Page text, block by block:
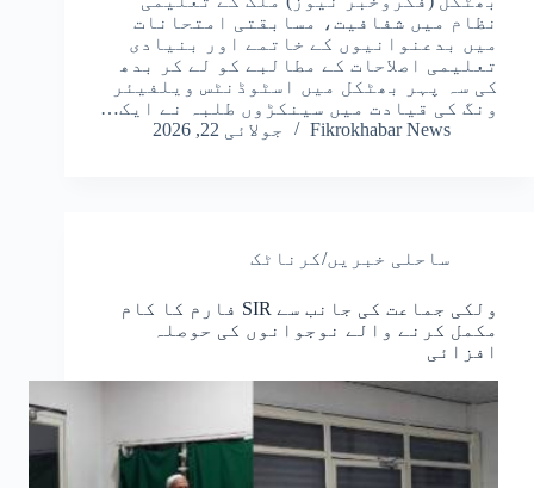
نظام میں شفافیت، مسابقتی امتحانات
میں بدعنوانیوں کے خاتمے اور بنیادی
تعلیمی اصلاحات کے مطالبے کو لے کر بدھ
کی سہ پہر بھٹکل میں اسٹوڈنٹس ویلفیئر
ونگ کی قیادت میں سینکڑوں طلبہ نے ایک…
Fikrokhabar News
جولائی 22, 2026
ساحلی خبریں/کرناٹک
ولکی جماعت کی جانب سے SIR فارم کا کام
مکمل کرنے والے نوجوانوں کی حوصلہ
افزائی